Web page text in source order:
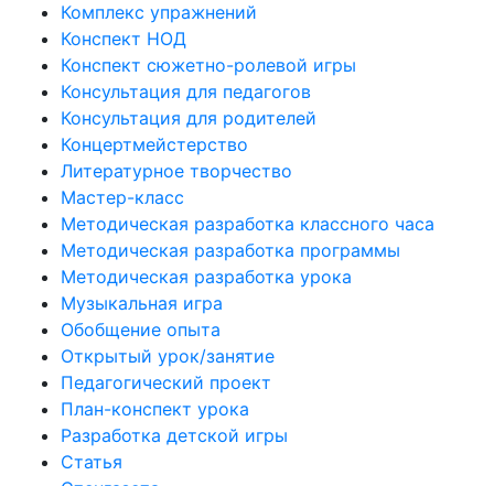
Комплекс упражнений
Конспект НОД
Конспект сюжетно-ролевой игры
Консультация для педагогов
Консультация для родителей
Концертмейстерство
Литературное творчество
Мастер-класс
Методическая разработка классного часа
Методическая разработка программы
Методическая разработка урока
Музыкальная игра
Обобщение опыта
Открытый урок/занятие
Педагогический проект
План-конспект урока
Разработка детской игры
Статья